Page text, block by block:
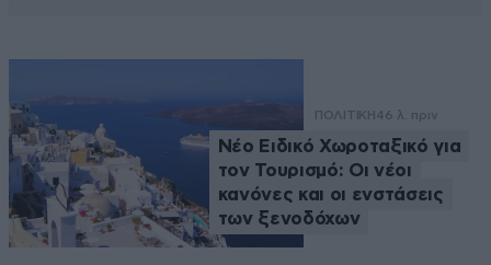
ΠΟΛΙΤΙΚΗ46 λ. πριν
Νέο Ειδικό Χωροταξικό για
τον Τουρισμό: Οι νέοι
κανόνες και οι ενστάσεις
των ξενοδόχων